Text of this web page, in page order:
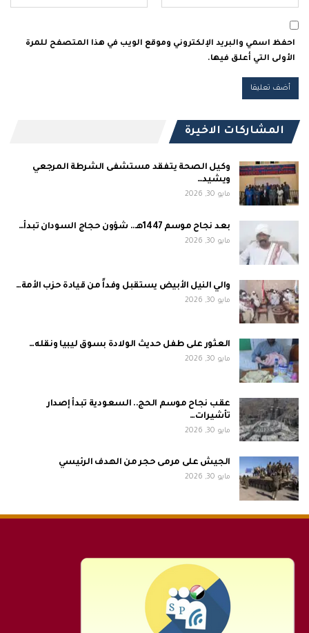
احفظ اسمي والبريد الإلكتروني وموقع الويب في هذا المتصفح للمرة
الأولى التي أعلق فيها.
المشاركات الاخيرة
وكيل الصحة يتفقد مستشفى الشرطة المرجعي
ويشيد…
مايو 30, 2026
بعد نجاح موسم 1447هـ.. شؤون حجاج السودان تبدأ…
مايو 30, 2026
والي النيل الأبيض يستقبل وفداً من قيادة حزب الأمة…
مايو 30, 2026
العثور على طفل حديث الولادة بسوق ليبيا ونقله…
مايو 30, 2026
عقب نجاح موسم الحج.. السعودية تبدأ إصدار
تأشيرات…
مايو 30, 2026
الجيش على مرمى حجر من الهدف الرئيسي
مايو 30, 2026